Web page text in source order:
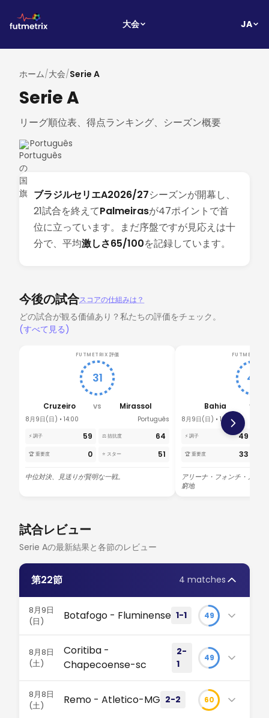
大会 JA
ホーム/大会/Serie A
Serie A
リーグ順位表、得点ランキング、シーズン概要
Português
ブラジルセリエA2026/27シーズンが開幕し、
21試合を終えてPalmeirasが47ポイントで首
位に立っています。まだ序盤ですが見応えは十
分で、平均激しさ65/100を記録しています。
今後の試合スコアの仕組みは？
どの試合が観る価値あり？私たちの評価をチェック。
(すべて見る)
FUTMETRIX 評価
31
Cruzeiro VS Mirassol
8月9日(日) • 14:00 Português
⚡ 調子 59 ⚖️ 拮抗度 64
🏆 重要度 0 ⭐ スター 51
中位対決、見送りが賢明な一戦。
FUTMETRIX
47
Bahia VS
8月9日(日) • 19:00
⚡ 調子 49
🏆 重要度 33
アリーナ・フォンチ・ノヴ
窮地
試合レビュー
Serie Aの最新結果と各節のレビュー
第22節 4 matches
8月9日
(日)
Botafogo - Fluminense 1-1 49
がこの激しいリオ・ダービーの真実を物語る。テレス
が先制するも、イグナシオの同点弾でフルミネンセの
ンセ
8月8日
(土)
Coritiba -
Chapecoense-sc
2-
1
49
シャペコエンセがポゼッションで圧倒するも、勝利を
収めたのはコリチーバ。ペドロ・ローシャの追加点が
8月8日
(土)
Remo - Atletico-MG 2-2 60